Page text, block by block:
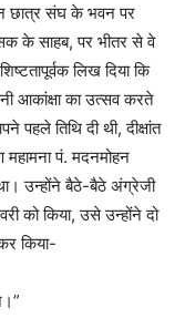
छात्र संघ के भवन पर
के साहब, पर भीतर से वे
लिख दिया कि
आकांक्षा का उत्सव करते
तिथि दी थी, दीक्षांत
महामना पं. मदनमोहन
उन्होंने बैठे-बैठे अंग्रेजी
को किया, उसे उन्होंने दो
किया-